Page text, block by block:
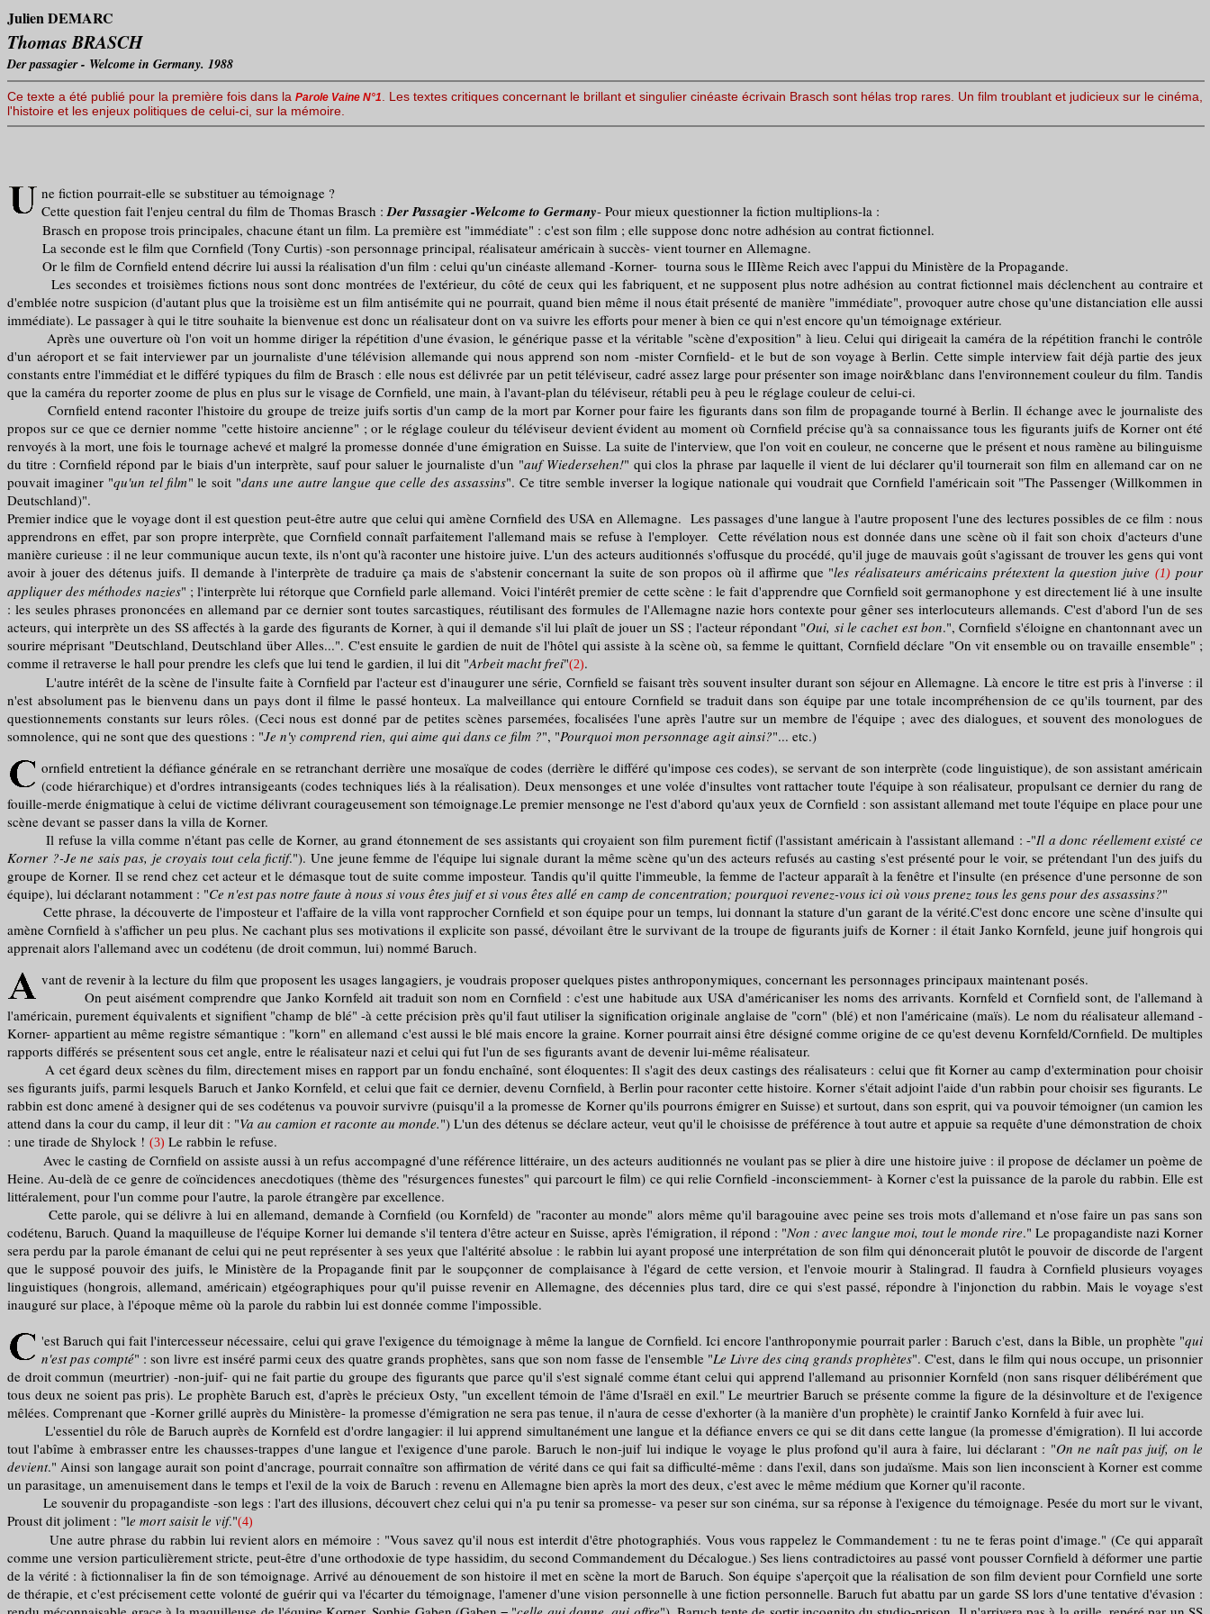
Julien DEMARC
Thomas BRASCH
Der passagier - Welcome in Germany. 1988
Ce texte a été publié pour la première fois dans la Parole Vaine N°1
. Les textes critiques concernant le brillant et singulier cinéaste écrivain Brasch sont hélas trop rares. Un film troublant et judicieux sur le cinéma,
l'histoire et les enjeux politiques de celui-ci, sur la mémoire.
ne fiction pourrait-elle se substituer au témoignage ?
Cette question fait l'enjeu central du film de Thomas Brasch :Der Passagier -Welcome to Germany- Pour mieux questionner la fiction multiplions-la :
Brasch en propose trois principales, chacune étant un film. La première est "immédiate" : c'est son film ; elle suppose donc notre adhésion au contrat fictionnel.
La seconde est le film que Cornfield (Tony Curtis) -son personnage principal, réalisateur américain à succès- vient tourner en Allemagne.
Or le film de Cornfield entend décrire lui aussi la réalisation d'un film : celui qu'un cinéaste allemand -Korner- tourna sous le IIIème Reich avec l'appui du Ministère de la Propagande.
Les secondes et troisièmes fictions nous sont donc montrées de l'extérieur, du côté de ceux qui les fabriquent, et ne supposent plus notre adhésion au contrat fictionnel mais déclenchent au contraire et
d'emblée notre suspicion (d'autant plus que la troisième est un film antisémite qui ne pourrait, quand bien même il nous était présenté de manière "immédiate", provoquer autre chose qu'une distanciation elle aussi
immédiate). Le passager à qui le titre souhaite la bienvenue est donc un réalisateur dont on va suivre les efforts pour mener à bien ce qui n'est encore qu'un témoignage extérieur.
Après une ouverture où l'on voit un homme diriger la répétition d'une évasion, le générique passe et la véritable "scène d'exposition" à lieu. Celui qui dirigeait la caméra de la répétition franchi le contrôle
d'un aéroport et se fait interviewer par un journaliste d'une télévision allemande qui nous apprend son nom -mister Cornfield- et le but de son voyage à Berlin. Cette simple interview fait déjà partie des jeux
constants entre l'immédiat et le différé typiques du film de Brasch : elle nous est délivrée par un petit téléviseur, cadré assez large pour présenter son image noir&blanc dans l'environnement couleur du film. Tandis
que la caméra du reporter zoome de plus en plus sur le visage de Cornfield, une main, à l'avant-plan du téléviseur, rétabli peu à peu le réglage couleur de celui-ci.
Cornfield entend raconter l'histoire du groupe de treize juifs sortis d'un camp de la mort par Korner pour faire les figurants dans son film de propagande tourné à Berlin. Il échange avec le journaliste des
propos sur ce que ce dernier nomme "cette histoire ancienne" ; or le réglage couleur du téléviseur devient évident au moment où Cornfield précise qu'à sa connaissance tous les figurants juifs de Korner ont été
renvoyés à la mort, une fois le tournage achevé et malgré la promesse donnée d'une émigration en Suisse. La suite de l'interview, que l'on voit en couleur, ne concerne que le présent et nous ramène au bilinguisme
du titre : Cornfield répond par le biais d'un interprète, sauf pour saluer le journaliste d'un "auf Wiedersehen!" qui clos la phrase par laquelle il vient de lui déclarer qu'il tournerait son film en allemand car on ne
pouvait imaginer "qu'un tel film" le soit "dans une autre langue que celle des assassins". Ce titre semble inverser la logique nationale qui voudrait que Cornfield l'américain soit "The Passenger (Willkommen in
Deutschland)".
Premier indice que le voyage dont il est question peut-être autre que celui qui amène Cornfield des USA en Allemagne. Les passages d'une langue à l'autre proposent l'une des lectures possibles de ce film : nous
apprendrons en effet, par son propre interprète, que Cornfield connaît parfaitement l'allemand mais se refuse à l'employer. Cette révélation nous est donnée dans une scène où il fait son choix d'acteurs d'une
manière curieuse : il ne leur communique aucun texte, ils n'ont qu'à raconter une histoire juive. L'un des acteurs auditionnés s'offusque du procédé, qu'il juge de mauvais goût s'agissant de trouver les gens qui vont
avoir à jouer des détenus juifs. Il demande à l'interprète de traduire ça mais de s'abstenir concernant la suite de son propos où il affirme que "les réalisateurs américains prétextent la question juive(1) pour
appliquer des méthodes nazies" ; l'interprète lui rétorque que Cornfield parle allemand. Voici l'intérêt premier de cette scène : le fait d'apprendre que Cornfield soit germanophone y est directement lié à une insulte
: les seules phrases prononcées en allemand par ce dernier sont toutes sarcastiques, réutilisant des formules de l'Allemagne nazie hors contexte pour gêner ses interlocuteurs allemands. C'est d'abord l'un de ses
acteurs, qui interprète un des SS affectés à la garde des figurants de Korner, à qui il demande s'il lui plaît de jouer un SS ; l'acteur répondant "Oui, si le cachet est bon.", Cornfield s'éloigne en chantonnant avec un
sourire méprisant "Deutschland, Deutschland über Alles...". C'est ensuite le gardien de nuit de l'hôtel qui assiste à la scène où, sa femme le quittant, Cornfield déclare "On vit ensemble ou on travaille ensemble" ;
comme il retraverse le hall pour prendre les clefs que lui tend le gardien, il lui dit "Arbeit macht frei"(2).
L'autre intérêt de la scène de l'insulte faite à Cornfield par l'acteur est d'inaugurer une série, Cornfield se faisant très souvent insulter durant son séjour en Allemagne. Là encore le titre est pris à l'inverse : il
n'est absolument pas le bienvenu dans un pays dont il filme le passé honteux. La malveillance qui entoure Cornfield se traduit dans son équipe par une totale incompréhension de ce qu'ils tournent, par des
questionnements constants sur leurs rôles. (Ceci nous est donné par de petites scènes parsemées, focalisées l'une après l'autre sur un membre de l'équipe ; avec des dialogues, et souvent des monologues de
somnolence, qui ne sont que des questions : "Je n'y comprend rien, qui aime qui dans ce film ?", "Pourquoi mon personnage agit ainsi?"... etc.)
ornfield entretient la défiance générale en se retranchant derrière une mosaïque de codes (derrière le différé qu'impose ces codes), se servant de son interprète (code linguistique), de son assistant américain
(code hiérarchique) et d'ordres intransigeants (codes techniques liés à la réalisation). Deux mensonges et une volée d'insultes vont rattacher toute l'équipe à son réalisateur, propulsant ce dernier du rang de
fouille-merde énigmatique à celui de victime délivrant courageusement son témoignage.Le premier mensonge ne l'est d'abord qu'aux yeux de Cornfield : son assistant allemand met toute l'équipe en place pour une
scène devant se passer dans la villa de Korner.
Il refuse la villa comme n'étant pas celle de Korner, au grand étonnement de ses assistants qui croyaient son film purement fictif (l'assistant américain à l'assistant allemand : -"Il a donc réellement existé ce
Korner ?-Je ne sais pas, je croyais tout cela fictif."). Une jeune femme de l'équipe lui signale durant la même scène qu'un des acteurs refusés au casting s'est présenté pour le voir, se prétendant l'un des juifs du
groupe de Korner. Il se rend chez cet acteur et le démasque tout de suite comme imposteur. Tandis qu'il quitte l'immeuble, la femme de l'acteur apparaît à la fenêtre et l'insulte (en présence d'une personne de son
équipe), lui déclarant notamment : "Ce n'est pas notre faute à nous si vous êtes juif et si vous êtes allé en camp de concentration; pourquoi revenez-vous ici où vous prenez tous les gens pour des assassins?"
Cette phrase, la découverte de l'imposteur et l'affaire de la villa vont rapprocher Cornfield et son équipe pour un temps, lui donnant la stature d'un garant de la vérité.C'est donc encore une scène d'insulte qui
amène Cornfield à s'afficher un peu plus. Ne cachant plus ses motivations il explicite son passé, dévoilant être le survivant de la troupe de figurants juifs de Korner : il était Janko Kornfeld, jeune juif hongrois qui
apprenait alors l'allemand avec un codétenu (de droit commun, lui) nommé Baruch.
vant de revenir à la lecture du film que proposent les usages langagiers, je voudrais proposer quelques pistes anthroponymiques, concernant les personnages principaux maintenant posés.
On peut aisément comprendre que Janko Kornfeld ait traduit son nom en Cornfield : c'est une habitude aux USA d'américaniser les noms des arrivants. Kornfeld et Cornfield sont, de l'allemand à
l'américain, purement équivalents et signifient "champ de blé" -à cette précision près qu'il faut utiliser la signification originale anglaise de "corn" (blé) et non l'américaine (maïs). Le nom du réalisateur allemand -
Korner- appartient au même registre sémantique : "korn" en allemand c'est aussi le blé mais encore la graine. Korner pourrait ainsi être désigné comme origine de ce qu'est devenu Kornfeld/Cornfield. De multiples
rapports différés se présentent sous cet angle, entre le réalisateur nazi et celui qui fut l'un de ses figurants avant de devenir lui-même réalisateur.
A cet égard deux scènes du film, directement mises en rapport par un fondu enchaîné, sont éloquentes: Il s'agit des deux castings des réalisateurs : celui que fit Korner au camp d'extermination pour choisir
ses figurants juifs, parmi lesquels Baruch et Janko Kornfeld, et celui que fait ce dernier, devenu Cornfield, à Berlin pour raconter cette histoire. Korner s'était adjoint l'aide d'un rabbin pour choisir ses figurants. Le
rabbin est donc amené à designer qui de ses codétenus va pouvoir survivre (puisqu'il a la promesse de Korner qu'ils pourrons émigrer en Suisse) et surtout, dans son esprit, qui va pouvoir témoigner (un camion les
attend dans la cour du camp, il leur dit : "Va au camion et raconte au monde.") L'un des détenus se déclare acteur, veut qu'il le choisisse de préférence à tout autre et appuie sa requête d'une démonstration de choix
: une tirade de Shylock ! (3) Le rabbin le refuse.
Avec le casting de Cornfield on assiste aussi à un refus accompagné d'une référence littéraire, un des acteurs auditionnés ne voulant pas se plier à dire une histoire juive : il propose de déclamer un poème de
Heine. Au-delà de ce genre de coïncidences anecdotiques (thème des "résurgences funestes" qui parcourt le film) ce qui relie Cornfield -inconsciemment- à Korner c'est la puissance de la parole du rabbin. Elle est
littéralement, pour l'un comme pour l'autre, la parole étrangère par excellence.
Cette parole, qui se délivre à lui en allemand, demande à Cornfield (ou Kornfeld) de "raconter au monde" alors même qu'il baragouine avec peine ses trois mots d'allemand et n'ose faire un pas sans son
codétenu, Baruch. Quand la maquilleuse de l'équipe Korner lui demande s'il tentera d'être acteur en Suisse, après l'émigration, il répond : "Non : avec langue moi, tout le monde rire." Le propagandiste nazi Korner
sera perdu par la parole émanant de celui qui ne peut représenter à ses yeux que l'altérité absolue : le rabbin lui ayant proposé une interprétation de son film qui dénoncerait plutôt le pouvoir de discorde de l'argent
que le supposé pouvoir des juifs, le Ministère de la Propagande finit par le soupçonner de complaisance à l'égard de cette version, et l'envoie mourir à Stalingrad. Il faudra à Cornfield plusieurs voyages
linguistiques (hongrois, allemand, américain) etgéographiques pour qu'il puisse revenir en Allemagne, des décennies plus tard, dire ce qui s'est passé, répondre à l'injonction du rabbin. Mais le voyage s'est
inauguré sur place, à l'époque même où la parole du rabbin lui est donnée comme l'impossible.
'est Baruch qui fait l'intercesseur nécessaire, celui qui grave l'exigence du témoignage à même la langue de Cornfield. Ici encore l'anthroponymie pourrait parler : Baruch c'est, dans la Bible, un prophète "qui
n'est pas compté" : son livre est inséré parmi ceux des quatre grands prophètes, sans que son nom fasse de l'ensemble "Le Livre des cinq grands prophètes". C'est, dans le film qui nous occupe, un prisonnier
de droit commun (meurtrier) -non-juif- qui ne fait partie du groupe des figurants que parce qu'il s'est signalé comme étant celui qui apprend l'allemand au prisonnier Kornfeld (non sans risquer délibérément que
tous deux ne soient pas pris). Le prophète Baruch est, d'après le précieux Osty, "un excellent témoin de l'âme d'Israël en exil." Le meurtrier Baruch se présente comme la figure de la désinvolture et de l'exigence
mêlées. Comprenant que -Korner grillé auprès du Ministère- la promesse d'émigration ne sera pas tenue, il n'aura de cesse d'exhorter (à la manière d'un prophète) le craintif Janko Kornfeld à fuir avec lui.
L'essentiel du rôle de Baruch auprès de Kornfeld est d'ordre langagier: il lui apprend simultanément une langue et la défiance envers ce qui se dit dans cette langue (la promesse d'émigration). Il lui accorde
tout l'abîme à embrasser entre les chausses-trappes d'une langue et l'exigence d'une parole. Baruch le non-juif lui indique le voyage le plus profond qu'il aura à faire, lui déclarant : "On ne naît pas juif, on le
devient." Ainsi son langage aurait son point d'ancrage, pourrait connaître son affirmation de vérité dans ce qui fait sa difficulté-même : dans l'exil, dans son judaïsme. Mais son lien inconscient à Korner est comme
un parasitage, un amenuisement dans le temps et l'exil de la voix de Baruch : revenu en Allemagne bien après la mort des deux, c'est avec le même médium que Korner qu'il raconte.
Le souvenir du propagandiste -son legs : l'art des illusions, découvert chez celui qui n'a pu tenir sa promesse- va peser sur son cinéma, sur sa réponse à l'exigence du témoignage. Pesée du mort sur le vivant,
Proust dit joliment : "le mort saisit le vif."(4)
Une autre phrase du rabbin lui revient alors en mémoire : "Vous savez qu'il nous est interdit d'être photographiés. Vous vous rappelez le Commandement : tu ne te feras point d'image." (Ce qui apparaît
comme une version particulièrement stricte, peut-être d'une orthodoxie de type hassidim, du second Commandement du Décalogue.) Ses liens contradictoires au passé vont pousser Cornfield à déformer une partie
de la vérité : à fictionnaliser la fin de son témoignage. Arrivé au dénouement de son histoire il met en scène la mort de Baruch. Son équipe s'aperçoit que la réalisation de son film devient pour Cornfield une sorte
de thérapie, et c'est précisement cette volonté de guérir qui va l'écarter du témoignage, l'amener d'une vision personnelle à une fiction personnelle. Baruch fut abattu par un garde SS lors d'une tentative d'évasion :